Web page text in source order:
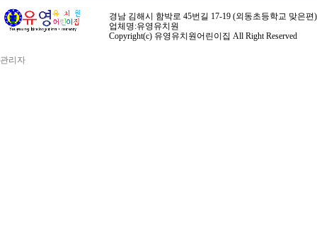
경남 김해시 함박로 45번길 17-19 (외동초등학교 맞은
업체명:유영유치원
Copyright(c) 유영유치원어린이집 All Right Reserved
관리자